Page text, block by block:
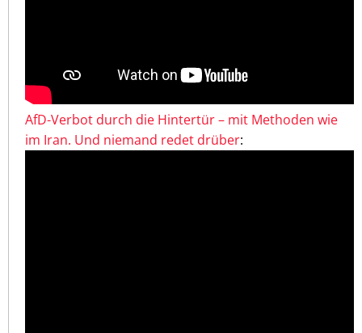
AfD-Verbot durch die Hintertür – mit Methoden wie
im Iran. Und niemand redet drüber: